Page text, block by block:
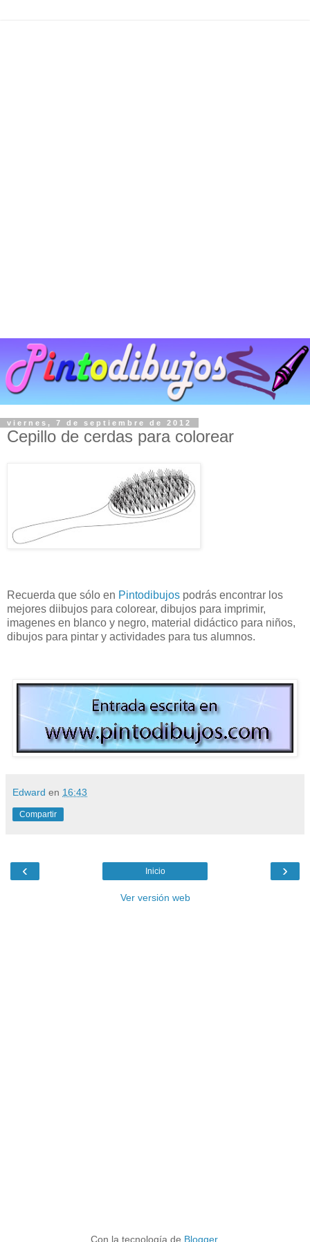
viernes, 7 de septiembre de 2012
Cepillo de cerdas para colorear
Recuerda que sólo en Pintodibujos podrás encontrar los
mejores diibujos para colorear, dibujos para imprimir,
imagenes en blanco y negro, material didáctico para niños,
dibujos para pintar y actividades para tus alumnos.
Edward en 16:43
Compartir
‹ ›
Inicio
Ver versión web
Con la tecnología de Blogger.